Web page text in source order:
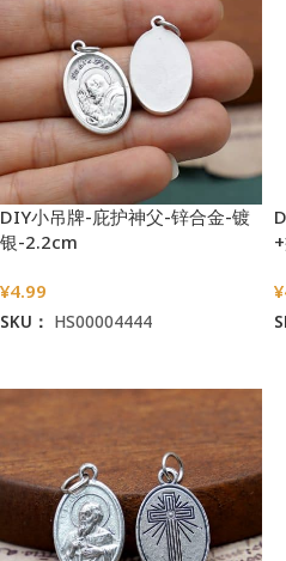
DIY小吊牌-庇护神父-锌合金-镀
银-2.2cm
¥4.99
SKU： HS00004444
¥